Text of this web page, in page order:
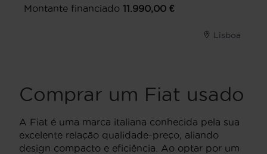
Montante financiado 11.990,00 €
Lisboa
Comprar um Fiat usado
A Fiat é uma marca italiana conhecida pela sua
excelente relação qualidade-preço, aliando
design compacto e eficiência. Ao optar por um